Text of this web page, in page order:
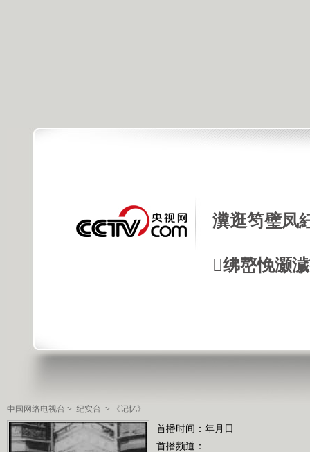
瀵逛笉璧凤
绋嶅悗灏
中国网络电视台 > 纪实台 > 《记忆》
首播时间：年月日
首播频道：